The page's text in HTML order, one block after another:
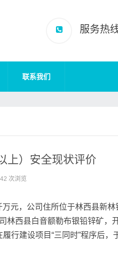
服务热
联系我们
上）安全现状评价
次浏览
元，公司住所位于林西县新林
林西县白音额勒布银铅锌矿，
行建设项目“三同时”程序后，